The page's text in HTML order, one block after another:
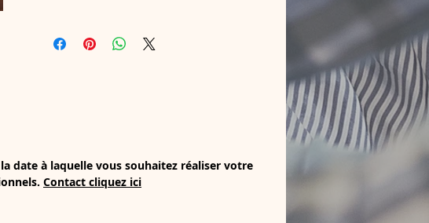
réunions
date à laquelle vous souhaitez réaliser votre
Contact cliquez ici